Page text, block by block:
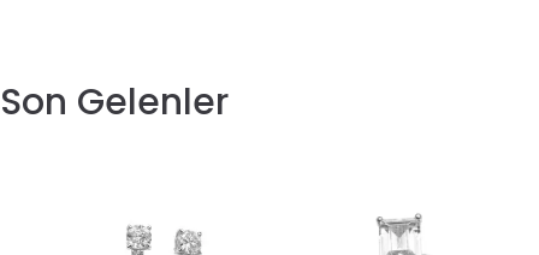
Son Gelenler